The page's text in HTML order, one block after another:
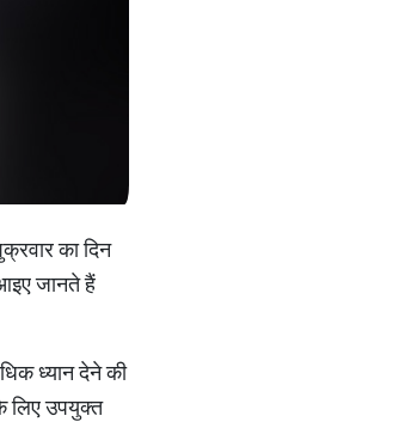
का दिन
जानते हैं
ध्यान देने की
लिए उपयुक्त